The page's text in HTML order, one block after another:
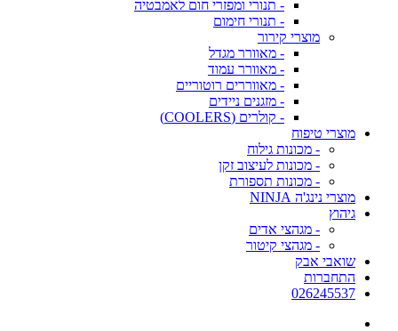
- תנורי ומפזרי חום לאמבטיה
- תנורי חימום
מוצרי קירור
- מאוורר מגדל
- מאוורר עמוד
- מאווררים רוטוריים
- מזגנים ניידים
- קולרים (COOLERS)
מוצרי טיפוח
- מכונות גילוח
- מכונות לעיצוב זקן
- מכונות תספורת
מוצרי נינג'ה NINJA
גיהוץ
- מגהצי אדים
- מגהצי קיטור
שואבי אבק
התחברות
026245537